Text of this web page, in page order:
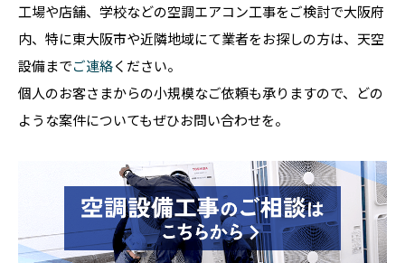
工場や店舗、学校などの空調エアコン工事をご検討で大阪府
内、特に東大阪市や近隣地域にて業者をお探しの方は、天空
設備までご連絡ください。
個人のお客さまからの小規模なご依頼も承りますので、どの
ような案件についてもぜひお問い合わせを。